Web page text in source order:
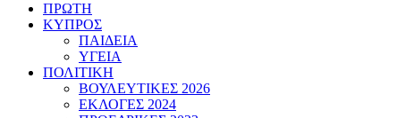
ΠΡΩΤΗ
ΚΥΠΡΟΣ
ΠΑΙΔΕΙΑ
ΥΓΕΙΑ
ΠΟΛΙΤΙΚΗ
ΒΟΥΛΕΥΤΙΚΕΣ 2026
ΕΚΛΟΓΕΣ 2024